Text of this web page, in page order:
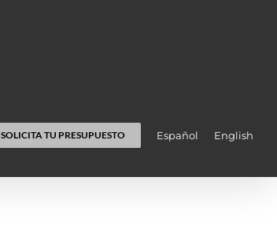
SOLICITA TU PRESUPUESTO Español English